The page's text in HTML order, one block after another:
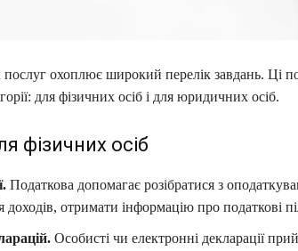
охоплює широкий перелік завдань. Ці
для фізичних осіб і для юридичних осіб.
фізичних осіб
Податкова допомагає розібратися з
доходів, отримати інформацію про податкові
Особисті чи електронні декларації